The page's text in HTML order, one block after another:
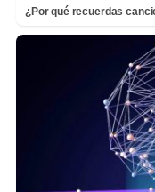
¿Por qué recuerdas